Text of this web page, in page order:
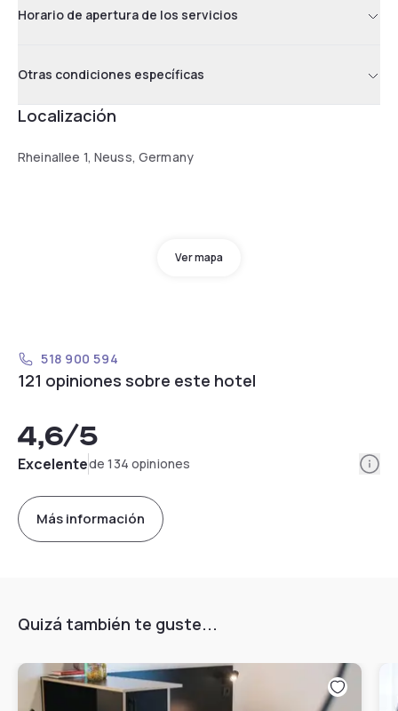
Horario de apertura de los servicios
Otras condiciones específicas
Localización
Rheinallee 1, Neuss, Germany
Ver mapa
518 900 594
121 opiniones sobre este hotel
4,6/5
Excelentede 134 opiniones
Más información
Quizá también te guste...